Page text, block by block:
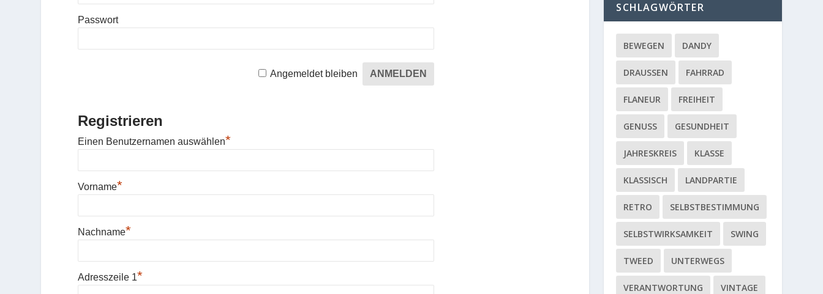
Passwort
Angemeldet bleiben
Registrieren
Einen Benutzernamen auswählen*
Vorname*
Nachname*
Adresszeile 1*
SCHLAGWÖRTER
BEWEGEN DANDY
DRAUSSEN FAHRRAD
FLANEUR FREIHEIT
GENUSS GESUNDHEIT
JAHRESKREIS KLASSE
KLASSISCH LANDPARTIE
RETRO SELBSTBESTIMMUNG
SELBSTWIRKSAMKEIT SWING
TWEED UNTERWEGS
VERANTWORTUNG VINTAGE